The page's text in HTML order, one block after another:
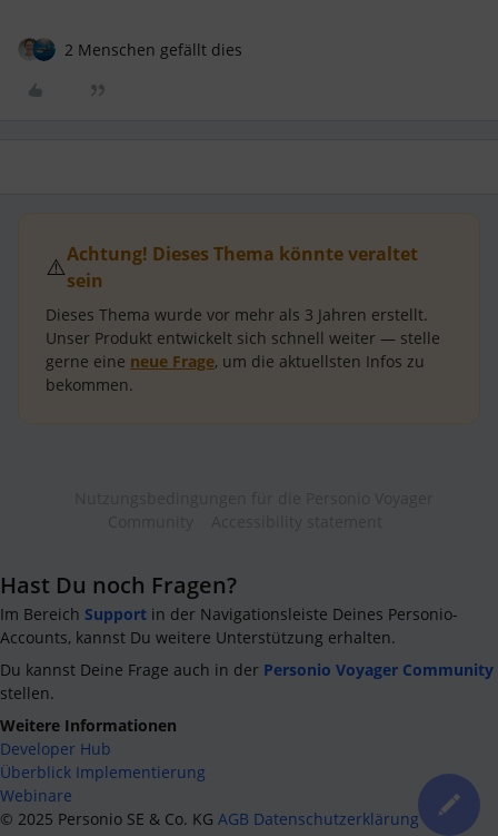
2 Menschen gefällt dies
⚠️Achtung! Dieses Thema könnte veraltet
sein
Dieses Thema wurde vor mehr als 3 Jahren erstellt.
Unser Produkt entwickelt sich schnell weiter — stelle
gerne eine neue Frage, um die aktuellsten Infos zu
bekommen.
Hast Du noch Fragen?
Im Bereich Support in der Navigationsleiste Deines Personio-
Accounts, kannst Du weitere Unterstützung erhalten.
Du kannst Deine Frage auch in der Personio Voyager Community
stellen.
Weitere Informationen
Developer Hub
Überblick Implementierung
Webinare
© 2025 Personio SE & Co. KG AGB Datenschutzerklärung